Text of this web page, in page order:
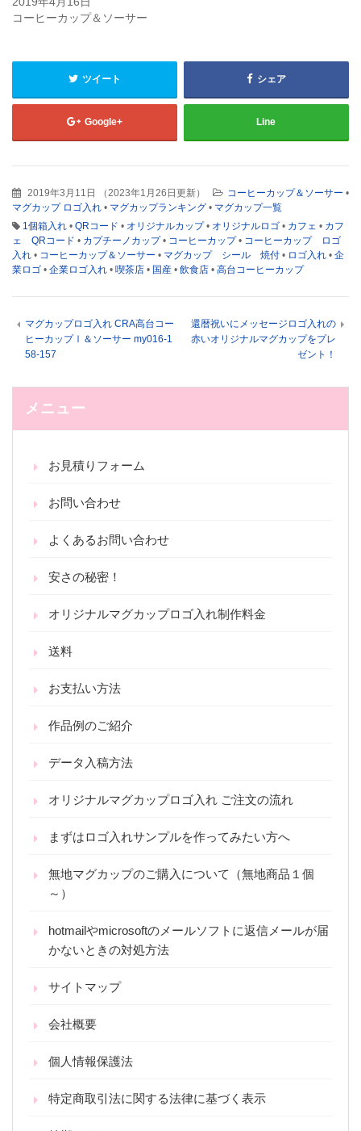
ン
ド
ウ
き
す)
コーヒーカップ＆ソーサー
ツイート シェア
Google+ Line
2019年3月11日 （2023年1月26日更新） コーヒーカップ＆ソーサー •
マグカップ ロゴ入れ • マグカップランキング • マグカップ一覧
1個箱入れ • QRコード • オリジナルカップ• オリジナルロゴ • カフェ • カフ
ェ QRコード • カプチーノカップ• コーヒーカップ• コーヒーカップ ロゴ
入れ • コーヒーカップ＆ソーサー • マグカップ シール 焼付 • ロゴ入れ • 企
業ロゴ • 企業ロゴ入れ • 喫茶店 • 国産 • 飲食店 • 高台コーヒーカップ
マグカップロゴ入れ CRA高台コー
ヒーカップⅠ＆ソーサー my016-1
58-157
還暦祝いにメッセージロゴ入れの
赤いオリジナルマグカップをプレ
ゼント！
メニュー
お見積りフォーム
お問い合わせ
よくあるお問い合わせ
安さの秘密！
オリジナルマグカップロゴ入れ制作料金
送料
お支払い方法
作品例のご紹介
データ入稿方法
オリジナルマグカップロゴ入れ ご注文の流れ
まずはロゴ入れサンプルを作ってみたい方へ
無地マグカップのご購入について（無地商品１個
～）
hotmailやmicrosoftのメールソフトに返信メールが届
かないときの対処方法
サイトマップ
会社概要
個人情報保護法
特定商取引法に関する法律に基づく表示